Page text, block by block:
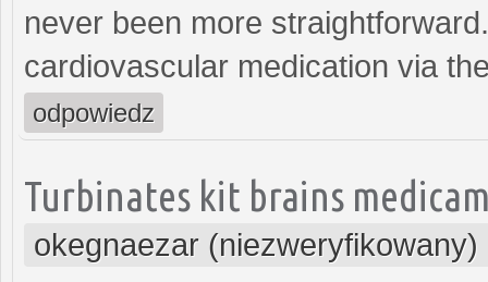
never been more
cardiovascular medication via
odpowiedz
Turbinates kit brains
okegnaezar (niezweryfikowany)